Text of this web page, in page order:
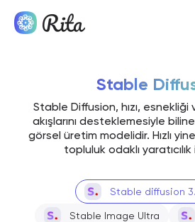
Stable
Stable Diffusion, hızı,
akışlarını desteklemesiyle
görsel üretim modelidir. Hızlı
topluluk odaklı
Stable diffusion
Stable Image Ultra